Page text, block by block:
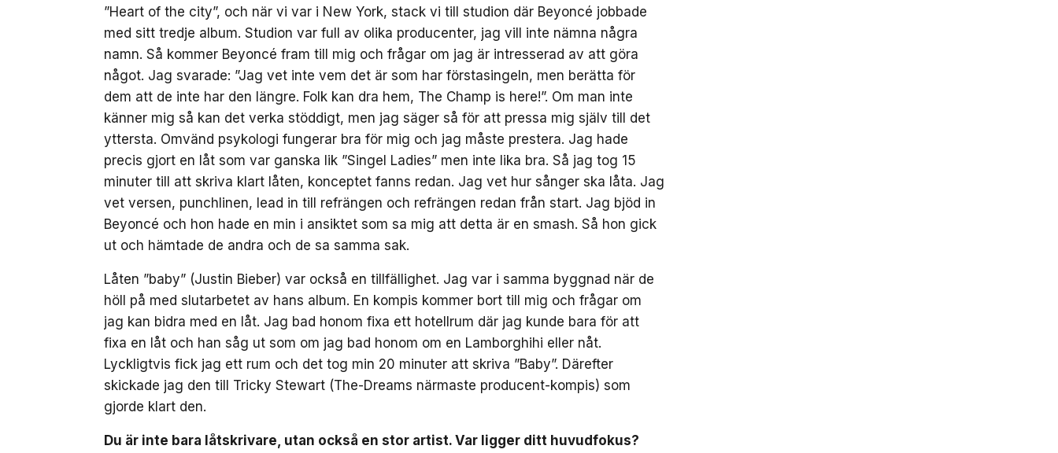
”Heart of the city”, och när vi var i New York, stack vi till studion där Beyoncé jobbade
med sitt tredje album. Studion var full av olika producenter, jag vill inte nämna några
namn. Så kommer Beyoncé fram till mig och frågar om jag är intresserad av att göra
något. Jag svarade: ”Jag vet inte vem det är som har förstasingeln, men berätta för
dem att de inte har den längre. Folk kan dra hem, The Champ is here!”. Om man inte
känner mig så kan det verka stöddigt, men jag säger så för att pressa mig själv till det
yttersta. Omvänd psykologi fungerar bra för mig och jag måste prestera. Jag hade
precis gjort en låt som var ganska lik ”Singel Ladies” men inte lika bra. Så jag tog 15
minuter till att skriva klart låten, konceptet fanns redan. Jag vet hur sånger ska låta. Jag
vet versen, punchlinen, lead in till refrängen och refrängen redan från start. Jag bjöd in
Beyoncé och hon hade en min i ansiktet som sa mig att detta är en smash. Så hon gick
ut och hämtade de andra och de sa samma sak.
Låten ”baby” (Justin Bieber) var också en tillfällighet. Jag var i samma byggnad när de
höll på med slutarbetet av hans album. En kompis kommer bort till mig och frågar om
jag kan bidra med en låt. Jag bad honom fixa ett hotellrum där jag kunde bara för att
fixa en låt och han såg ut som om jag bad honom om en Lamborghihi eller nåt.
Lyckligtvis fick jag ett rum och det tog min 20 minuter att skriva ”Baby”. Därefter
skickade jag den till Tricky Stewart (The-Dreams närmaste producent-kompis) som
gjorde klart den.
Du är inte bara låtskrivare, utan också en stor artist. Var ligger ditt huvudfokus?